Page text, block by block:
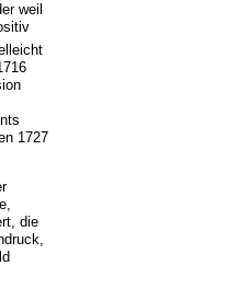
weil
1727
die